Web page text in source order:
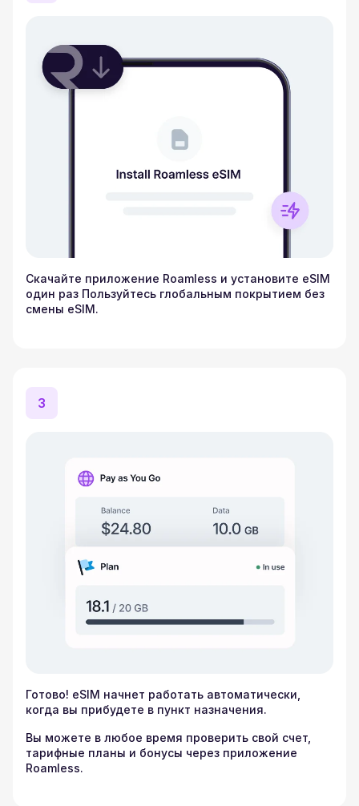
Скачайте приложение Roamless и установите eSIM
один раз Пользуйтесь глобальным покрытием без
смены eSIM.
3
Готово! eSIM начнет работать автоматически,
когда вы прибудете в пункт назначения.
Вы можете в любое время проверить свой счет,
тарифные планы и бонусы через приложение
Roamless.